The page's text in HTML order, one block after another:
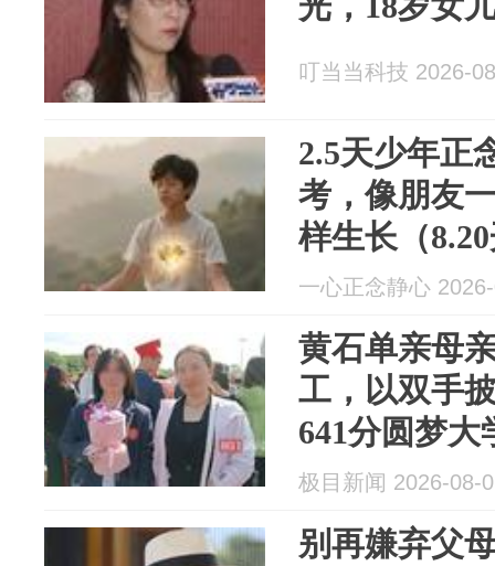
叮当当科技 2026-
2.5天少年正
考，像朋友
样生长（
一心正念静心
黄石单亲母
工，以双手
641分圆梦大
极目新闻 2026-08-
别再嫌弃父